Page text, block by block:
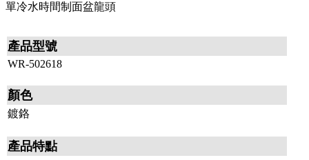
單冷水時間制面盆龍頭
產品型號
WR-502618
顏色
鍍鉻
產品特點